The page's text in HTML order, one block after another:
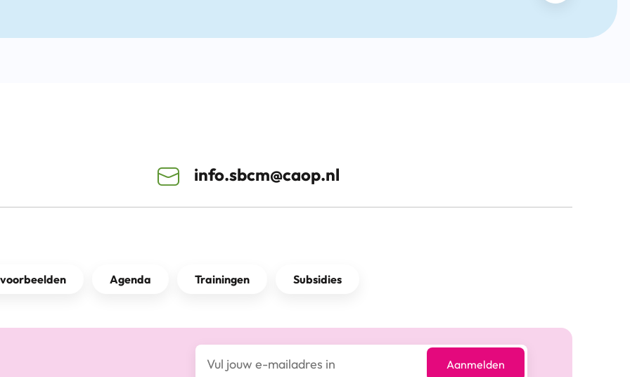
info.sbcm@caop.nl
Agenda Trainingen Subsidies
E-mailadres*
Aanmelden